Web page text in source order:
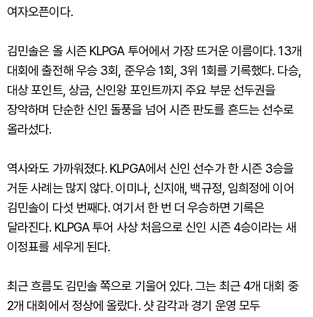
여자오픈이다.
김민솔은 올 시즌 KLPGA 투어에서 가장 뜨거운 이름이다. 13개
대회에 출전해 우승 3회, 준우승 1회, 3위 1회를 기록했다. 다승,
대상 포인트, 상금, 신인왕 포인트까지 주요 부문 선두권을
장악하며 단순한 신인 돌풍을 넘어 시즌 판도를 흔드는 선수로
올라섰다.
역사와도 가까워졌다. KLPGA에서 신인 선수가 한 시즌 3승을
거둔 사례는 많지 않다. 이미나, 신지애, 백규정, 임희정에 이어
김민솔이 다섯 번째다. 여기서 한 번 더 우승하면 기록은
달라진다. KLPGA 투어 사상 처음으로 신인 시즌 4승이라는 새
이정표를 세우게 된다.
최근 흐름도 김민솔 쪽으로 기울어 있다. 그는 최근 4개 대회 중
2개 대회에서 정상에 올랐다. 샷 감각과 경기 운영 모두